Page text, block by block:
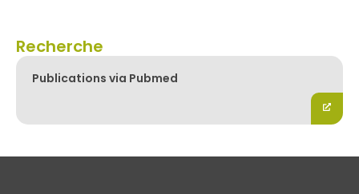
Recherche
Publications via Pubmed